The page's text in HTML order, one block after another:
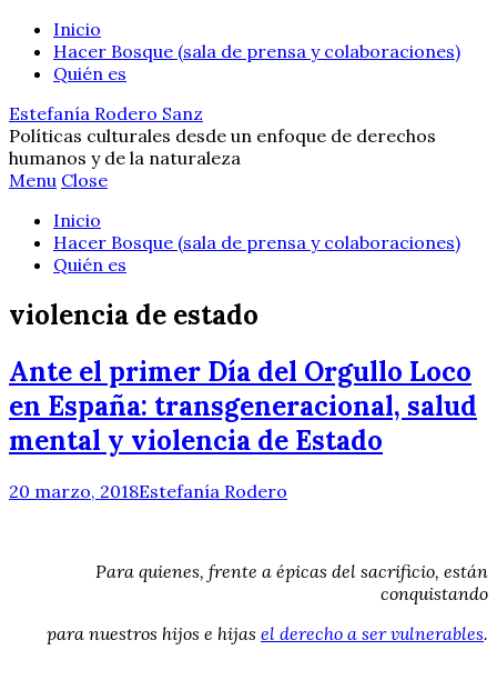
Inicio
Hacer Bosque (sala de prensa y colaboraciones)
Quién es
Estefanía Rodero Sanz
Políticas culturales desde un enfoque de derechos
humanos y de la naturaleza
Menu Close
Inicio
Hacer Bosque (sala de prensa y colaboraciones)
Quién es
violencia de estado
Ante el primer Día del Orgullo Loco
en España: transgeneracional, salud
mental y violencia de Estado
20 marzo, 2018Estefanía Rodero
Para quienes, frente a épicas del sacrificio, están
conquistando
para nuestros hijos e hijas el derecho a ser vulnerables.